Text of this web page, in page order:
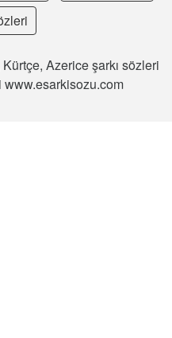
Azerice şarkı sözleri